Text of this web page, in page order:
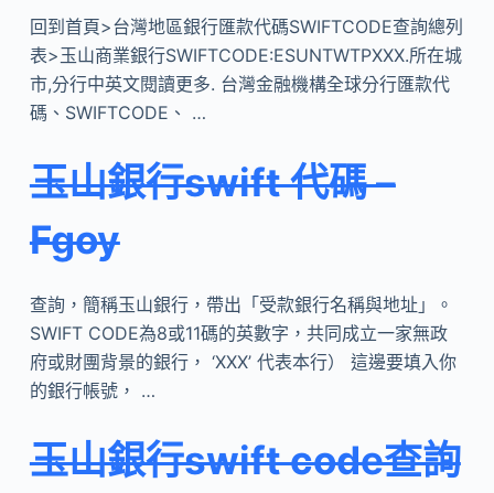
回到首頁>台灣地區銀行匯款代碼SWIFTCODE查詢總列
表>玉山商業銀行SWIFTCODE:ESUNTWTPXXX.所在城
市,分行中英文閱讀更多. 台灣金融機構全球分行匯款代
碼、SWIFTCODE、 …
玉山銀行swift 代碼 –
Fgoy
查詢，簡稱玉山銀行，帶出「受款銀行名稱與地址」。
SWIFT CODE為8或11碼的英數字，共同成立一家無政
府或財團背景的銀行， ‘XXX’ 代表本行） 這邊要填入你
的銀行帳號， …
玉山銀行swift code查詢